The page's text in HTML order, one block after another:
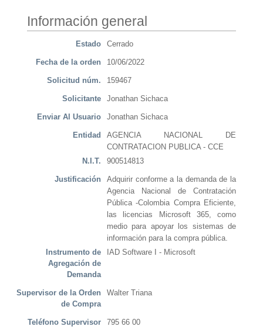
Información general
Estado Cerrado
Fecha de la orden 10/06/2022
Solicitud núm. 159467
Solicitante Jonathan Sichaca
Enviar Al Usuario Jonathan Sichaca
Entidad
AGENCIA NACIONAL DE
CONTRATACION PUBLICA - CCE
N.I.T.
900514813
Justificación
Adquirir conforme a la demanda de la
Agencia Nacional de Contratación
Pública -Colombia Compra Eficiente,
las licencias Microsoft 365, como
medio para apoyar los sistemas de
información para la compra pública.
Instrumento de
Agregación de
Demanda
IAD Software I - Microsoft
Supervisor de la Orden
de Compra
Walter Triana
Teléfono Supervisor 795 66 00